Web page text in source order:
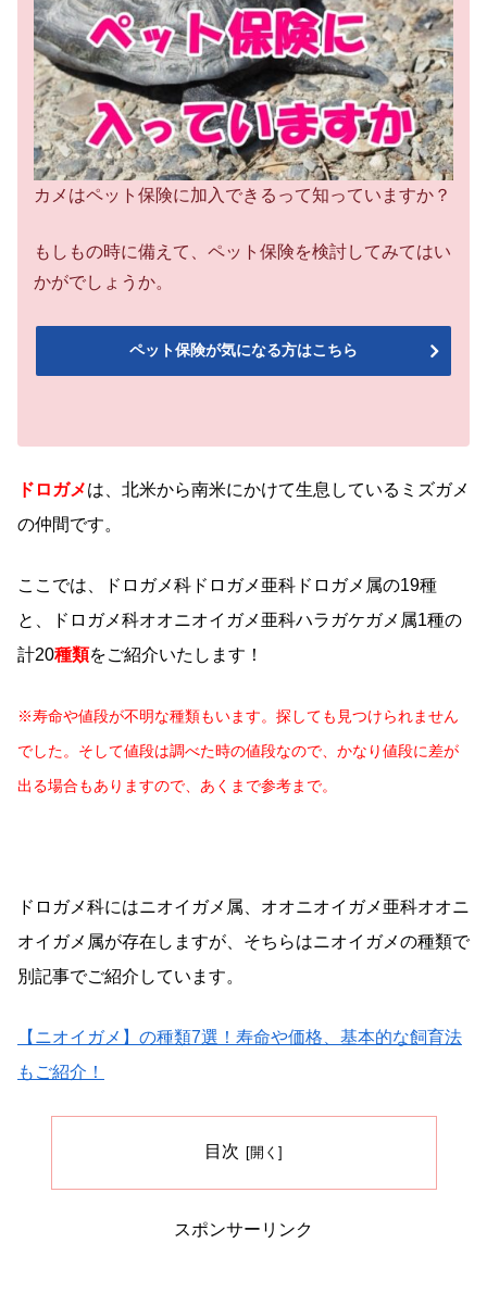
カメはペット保険に加入できるって知っていますか？
もしもの時に備えて、ペット保険を検討してみてはい
かがでしょうか。
ペット保険が気になる方はこちら
ドロガメは、北米から南米にかけて生息しているミズガメ
の仲間です。
ここでは、ドロガメ科ドロガメ亜科ドロガメ属の19種
と、ドロガメ科オオニオイガメ亜科ハラガケガメ属1種の
計20種類をご紹介いたします！
※寿命や値段が不明な種類もいます。探しても見つけられません
でした。そして値段は調べた時の値段なので、かなり値段に差が
出る場合もありますので、あくまで参考まで。
ドロガメ科にはニオイガメ属、オオニオイガメ亜科オオニ
オイガメ属が存在しますが、そちらはニオイガメの種類で
別記事でご紹介しています。
【ニオイガメ】の種類7選！寿命や価格、基本的な飼育法
もご紹介！
目次
スポンサーリンク